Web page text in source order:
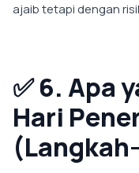
ajaib tetapi dengan
✅6. Apa
Hari